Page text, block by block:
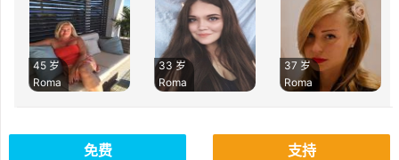
45 岁
Roma
33 岁
Roma
37 岁
Roma
免费 支持